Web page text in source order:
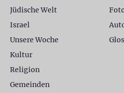
Jüdische Welt
Israel
Unsere Woche
Kultur
Religion
Gemeinden